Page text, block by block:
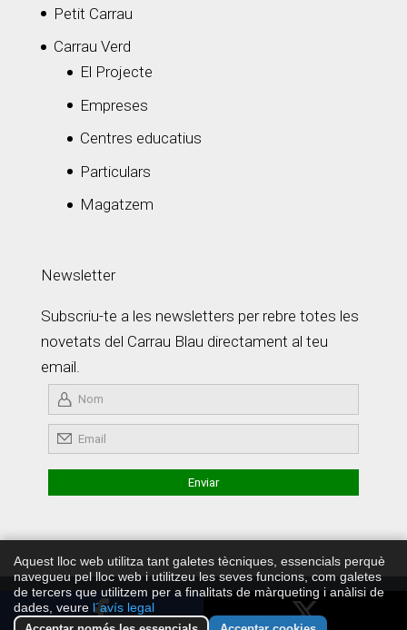
Petit Carrau
Carrau Verd
El Projecte
Empreses
Centres educatius
Particulars
Magatzem
Newsletter
Subscriu-te a les newsletters per rebre totes les
novetats del Carrau Blau directament al teu
email.
Copyright © Carrau Blau 2026 · Política de Privadesa·Develop
Aquest lloc web utilitza tant galetes tècniques, essencials perquè
navegueu pel lloc web i utilitzeu les seves funcions, com galetes
de tercers que utilitzem per a finalitats de màrqueting i anàlisi de
dades, veure l´avís legal